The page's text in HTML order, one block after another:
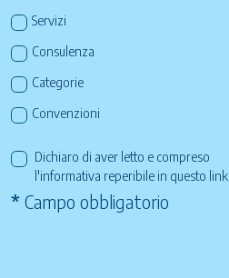
Servizi
Consulenza
Categorie
Convenzioni
Dichiaro di aver letto e compreso
l'informativa reperibile in questo link
* Campo obbligatorio